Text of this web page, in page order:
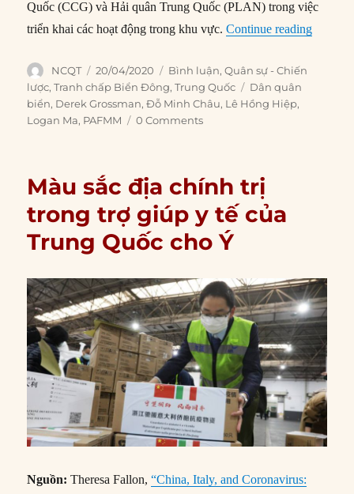
Quốc (CCG) và Hải quân Trung Quốc (PLAN) trong việc
triển khai các hoạt động trong khu vực.Continue reading“Lịch
Author
NCQT
Posted
on
20/04/2020 Categories
Bình luận,Quân sự - Chiến
lược,Tranh chấp Biển Đông,Trung Quốc Tags
Dân quân
biển, Derek Grossman,Đỗ Minh Châu, Lê Hồng Hiệp,
Logan Ma, PAFMM 0 Comments
Màu sắc địa chính trị
trong trợ giúp y tế của
Trung Quốc cho Ý
Nguồn: Theresa Fallon,“China, Italy, and Coronavirus: